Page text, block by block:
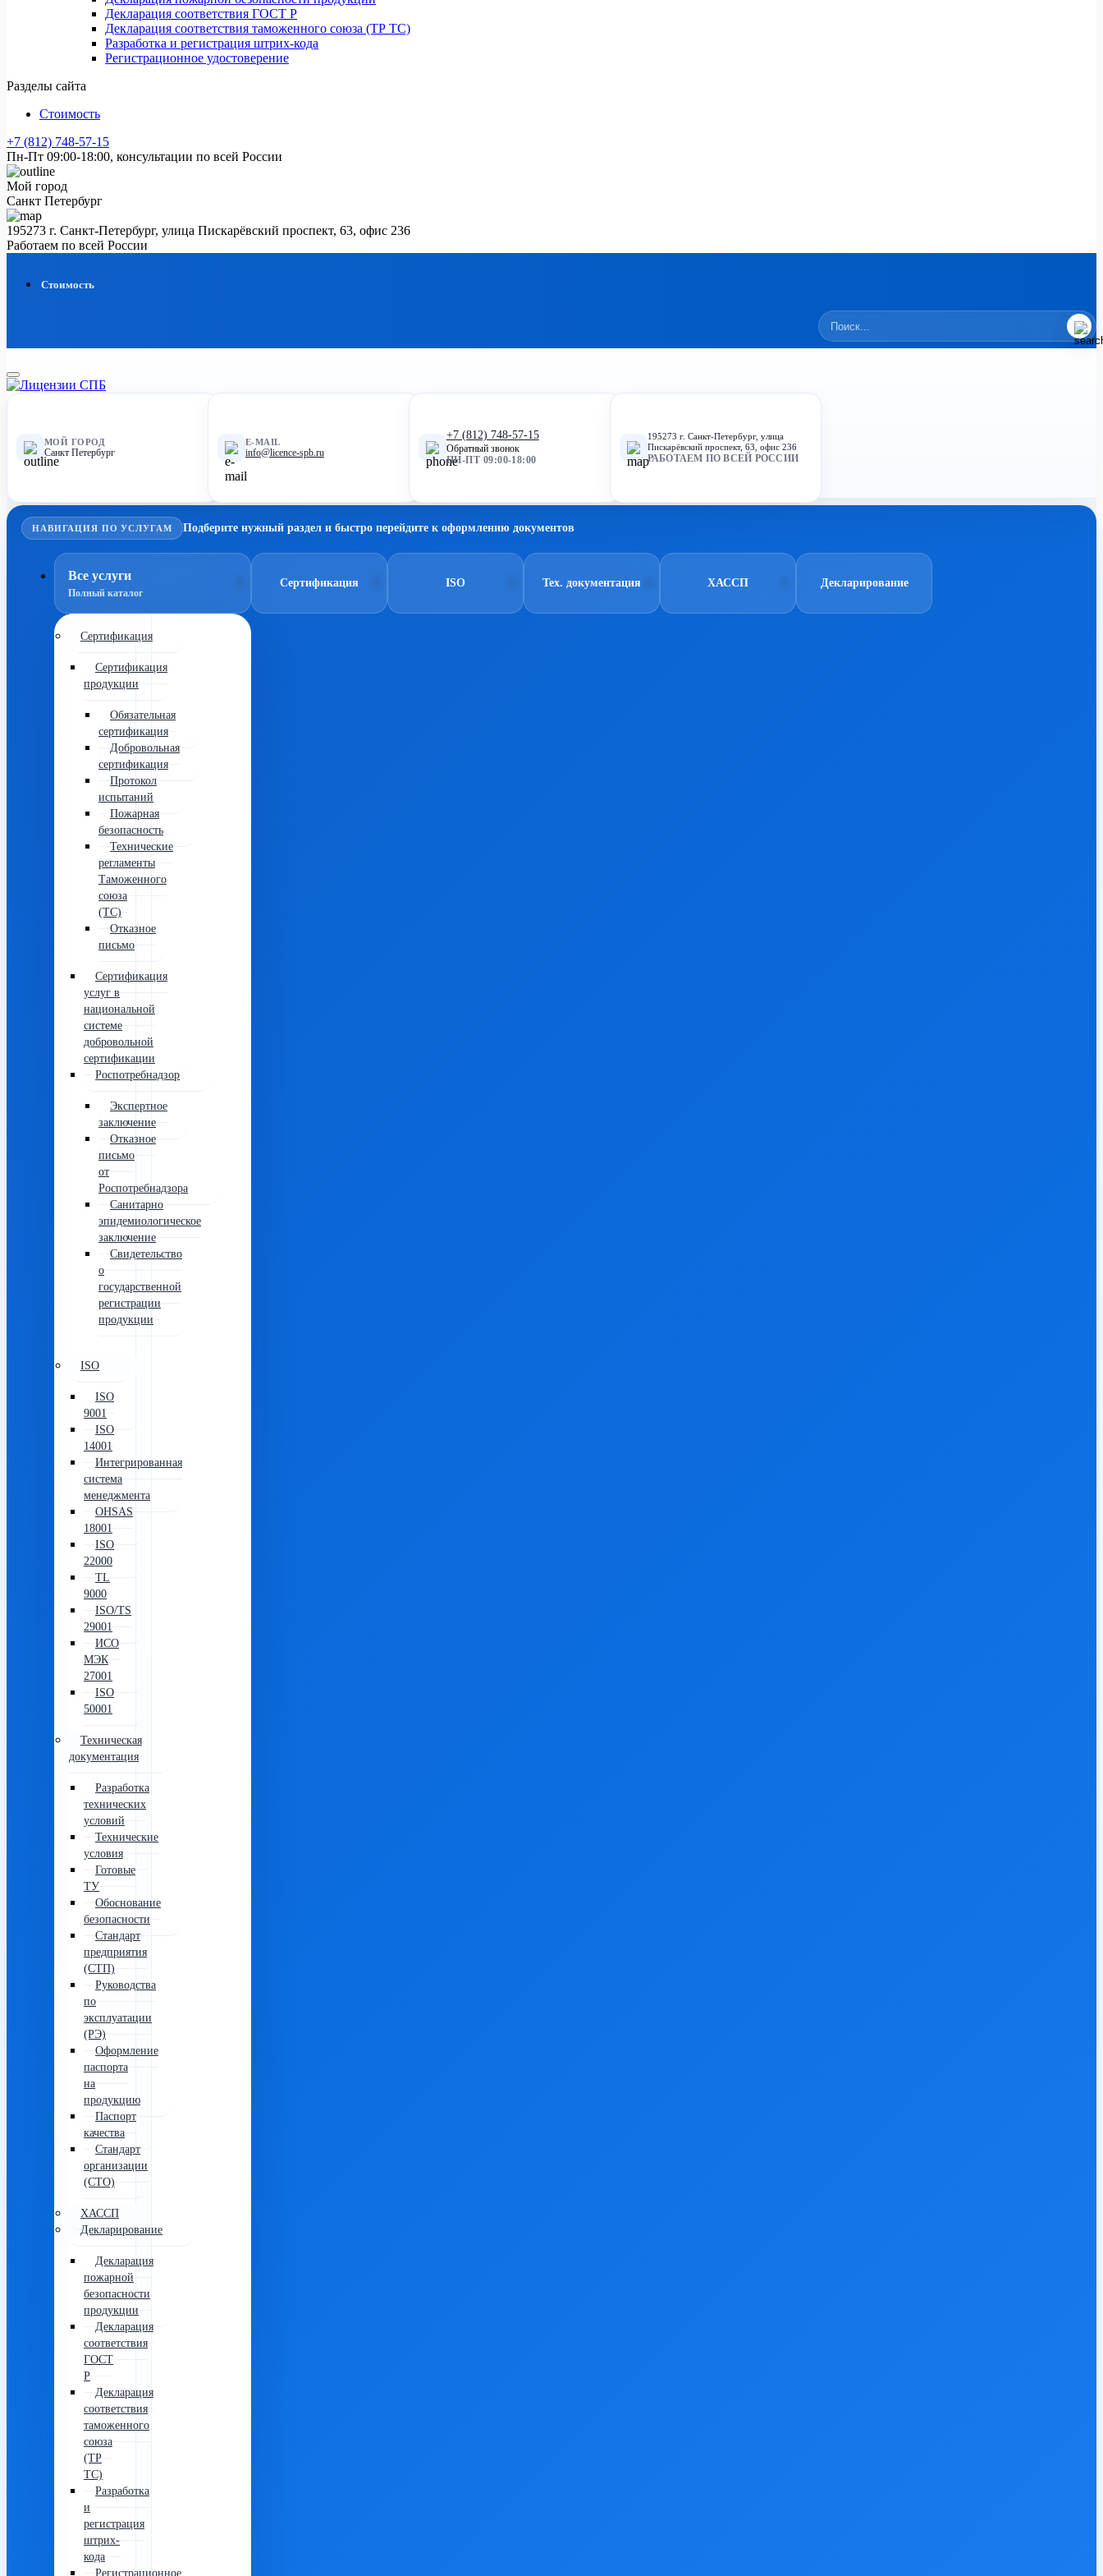
Декларация соответствия ГОСТ Р
Декларация соответствия таможенного союза (ТР ТС)
Разработка и регистрация штрих-кода
Регистрационное удостоверение
Разделы сайта
Стоимость
+7 (812) 748-57-15
Пн-Пт 09:00-18:00, консультации по всей России
Мой город
Санкт Петербург
195273 г. Санкт-Петербург, улица Пискарёвский проспект, 63, офис 236
Работаем по всей России
Стоимость
МОЙ ГОРОД
Санкт Петербург
E-MAIL
info@licence-spb.ru
+7 (812) 748-57-15
Обратный звонок
ПН-ПТ 09:00-18:00
195273 г. Санкт-Петербург, улица
Пискарёвский проспект, 63, офис 236
РАБОТАЕМ ПО ВСЕЙ РОССИИ
НАВИГАЦИЯ ПО УСЛУГАМ Подберите нужный раздел и быстро перейдите к оформлению документов
Все услуги
Полный каталог
Сертификация
Сертификация
продукции
Обязательная
сертификация
Добровольная
сертификация
Протокол
испытаний
Пожарная
безопасность
Технические
регламенты
Таможенного
союза
(ТС)
Отказное
письмо
Сертификация
услуг в
национальной
системе
добровольной
сертификации
Роспотребнадзор
Экспертное
заключение
Отказное
письмо
от
Роспотребнадзора
Санитарно
эпидемиологическое
заключение
Свидетельство
о
государственной
регистрации
продукции
ISO
ISO
9001
ISO
14001
Интегрированная
система
менеджмента
OHSAS
18001
ISO
22000
TL
9000
ISO/TS
29001
ИСО
МЭК
27001
ISO
50001
Техническая
документация
Разработка
технических
условий
Технические
условия
Готовые
ТУ
Обоснование
безопасности
Стандарт
предприятия
(СТП)
Руководства
по
эксплуатации
(РЭ)
Оформление
паспорта
на
продукцию
Паспорт
качества
Стандарт
организации
(СТО)
ХАССП
Декларирование
Декларация
пожарной
безопасности
продукции
Декларация
соответствия
ГОСТ
Р
Декларация
соответствия
таможенного
союза
(ТР
ТС)
Разработка
и
регистрация
штрих-
кода
Регистрационное
Сертификация ISO Тех. документация ХАССП Декларирование